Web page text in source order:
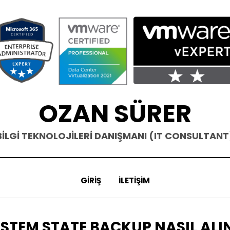
OZAN SÜRER
TEKNOLOJİLERİ DANIŞMANI (IT
GIRIŞ İLETIŞIM